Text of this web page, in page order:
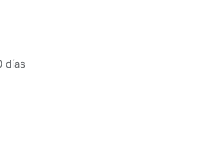
días